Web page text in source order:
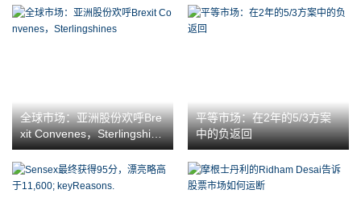
ners
全球市场：亚洲股份欢呼Bre
xit Convenes，Sterlingshine
s
平等市场：在2年的5/3方案
中的负返回